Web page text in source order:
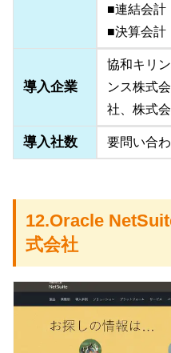
■連結会計
■決算会計
導入企業
協和キリ
ンス株式
社、株式
導入社数 要問い合
12.Oracle
式会社